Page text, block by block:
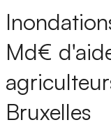
Md€
Bruxelles